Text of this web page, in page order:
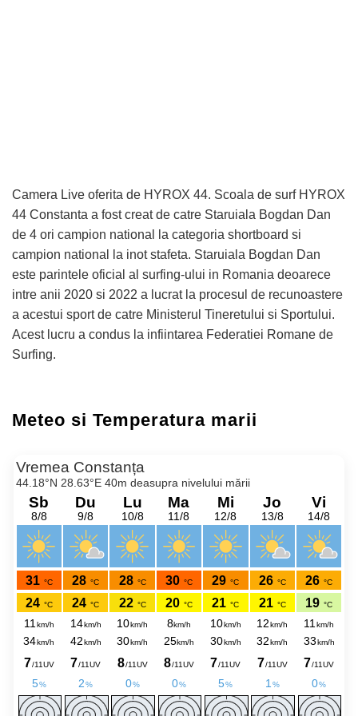
Camera Live oferita de HYROX 44. Scoala de surf HYROX
44 Constanta a fost creat de catre Staruiala Bogdan Dan
de 4 ori campion national la categoria shortboard si
campion national la inot stafeta. Staruiala Bogdan Dan
este parintele oficial al surfing-ului in Romania deoarece
intre anii 2020 si 2022 a lucrat la procesul de recunoastere
a acestui sport de catre Ministerul Tineretului si Sportului.
Acest lucru a condus la infiintarea Federatiei Romane de
Surfing.
Meteo si Temperatura marii